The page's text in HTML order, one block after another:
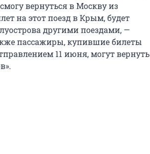
вернуться в Москву из
на этот поезд в Крым, будет
другими поездами, —
пассажиры, купившие билеты
11 июня, могут вернуть